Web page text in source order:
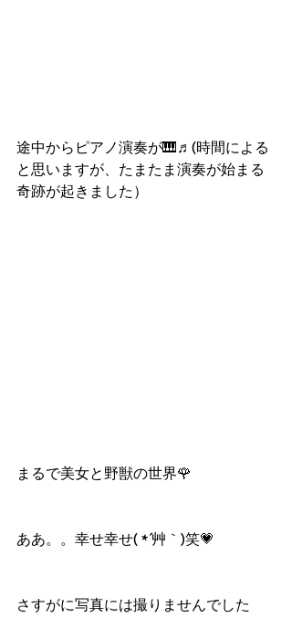
途中からピアノ演奏が🎹♬(時間による
と思いますが、たまたま演奏が始まる
奇跡が起きました）
まるで美女と野獣の世界🌹
ああ。。幸せ幸せ( *´艸｀)笑💗
さすがに写真には撮りませんでした